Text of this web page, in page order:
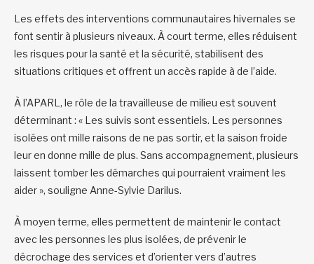
Les effets des interventions communautaires hivernales se
font sentir à plusieurs niveaux. À court terme, elles réduisent
les risques pour la santé et la sécurité, stabilisent des
situations critiques et offrent un accès rapide à de l’aide.
À l’APARL, le rôle de la travailleuse de milieu est souvent
déterminant : « Les suivis sont essentiels. Les personnes
isolées ont mille raisons de ne pas sortir, et la saison froide
leur en donne mille de plus. Sans accompagnement, plusieurs
laissent tomber les démarches qui pourraient vraiment les
aider », souligne Anne-Sylvie Darilus.
À moyen terme, elles permettent de maintenir le contact
avec les personnes les plus isolées, de prévenir le
décrochage des services et d’orienter vers d’autres